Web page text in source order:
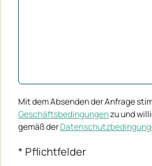
Mit dem Absenden der Anfrage
Geschäftsbedingungenzu und
gemäß der
* Pflichtfelder